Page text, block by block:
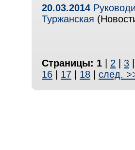
20.03.2014
Туржанская
Страницы: 1 2 3
16
17 18 след.